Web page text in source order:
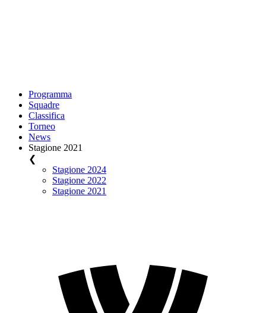
Programma
Squadre
Classifica
Torneo
News
Stagione 2021
❮
Stagione 2024
Stagione 2022
Stagione 2021